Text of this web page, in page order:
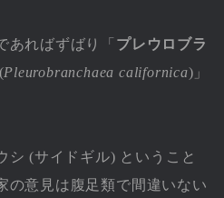
あればずばり「 プレウロブラ
(Pleurobranchaea californica)」
シ (サイドギル) ということ
の意見は腹足類で間違いない